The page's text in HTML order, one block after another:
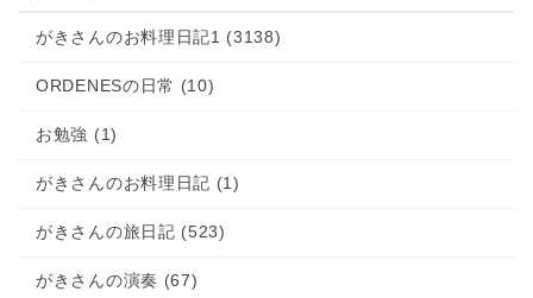
がきさんのお料理日記1 (3138)
ORDENESの日常 (10)
お勉強 (1)
がきさんのお料理日記 (1)
がきさんの旅日記 (523)
がきさんの演奏 (67)